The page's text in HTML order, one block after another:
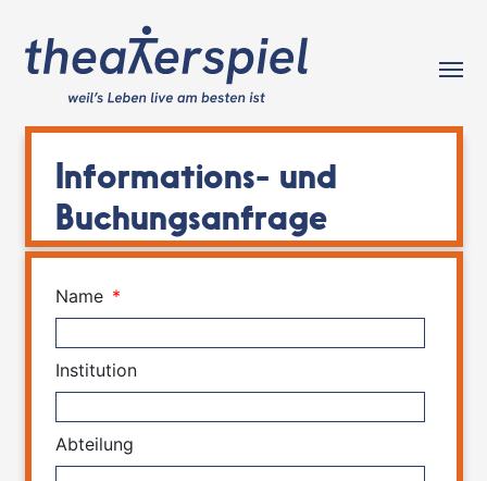
Informations- und
Buchungsanfrage
*
Name
Institution
Abteilung